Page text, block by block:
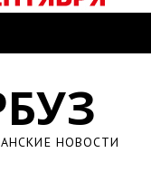
НОВОСТИ